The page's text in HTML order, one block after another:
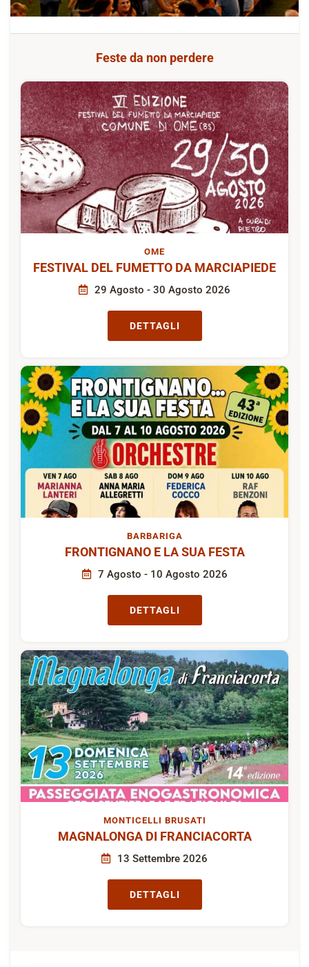
Feste da non perdere
OME
FESTIVAL DEL FUMETTO DA MARCIAPIEDE
29 Agosto - 30 Agosto 2026
DETTAGLI
BARBARIGA
FRONTIGNANO E LA SUA FESTA
7 Agosto - 10 Agosto 2026
DETTAGLI
MONTICELLI BRUSATI
MAGNALONGA DI FRANCIACORTA
13 Settembre 2026
DETTAGLI